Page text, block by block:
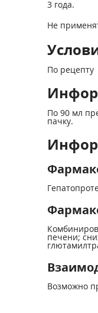
3 года.
Не
По рецепту
По 90 мл
пачку.
печени;
Возможно